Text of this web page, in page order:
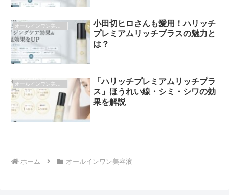
小田切ヒロさんも愛用！ハリッチ
プレミアムリッチプラスの魅力と
は？
「ハリッチプレミアムリッチプラ
ス」ほうれい線・シミ・シワの効
果を解説
ホーム オールインワン美容液